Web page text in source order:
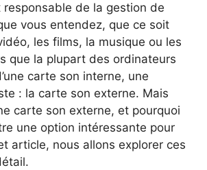
responsable de la gestion de
vous entendez, que ce soit
les films, la musique ou les
que la plupart des ordinateurs
carte son interne, une
: la carte son externe. Mais
carte son externe, et pourquoi
une option intéressante pour
article, nous allons explorer ces